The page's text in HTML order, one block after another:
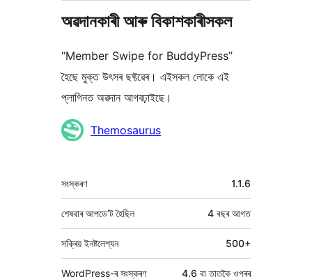
অৱদানকাৰী আৰু বিকাশকাৰীসকল
“Member Swipe for BuddyPress”
হৈছে মুক্ত উৎসৰ ছফ্টৱেৰ। এইসকল লোকে এই
প্লাগিনত অৱদান আগবঢ়াইছে।
অৱদানকাৰীসকলThemosaurus
মেটা 1.1.6
সংস্কৰণ
4 বছৰআগত
শেষবাৰ আপডে’ট হৈছিল
সক্ৰিয় ইনষ্টলেশ্যন 500+
WordPress-ৰ সংস্কৰণ 4.6 বা তাতকৈ ওপৰৰ